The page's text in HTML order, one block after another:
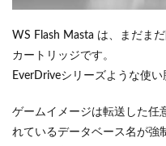
WS Flash Masta は、まだま
カートリッジです。
EverDriveシリーズような使
ゲームイメージは転送した任
れているデータベース名が強